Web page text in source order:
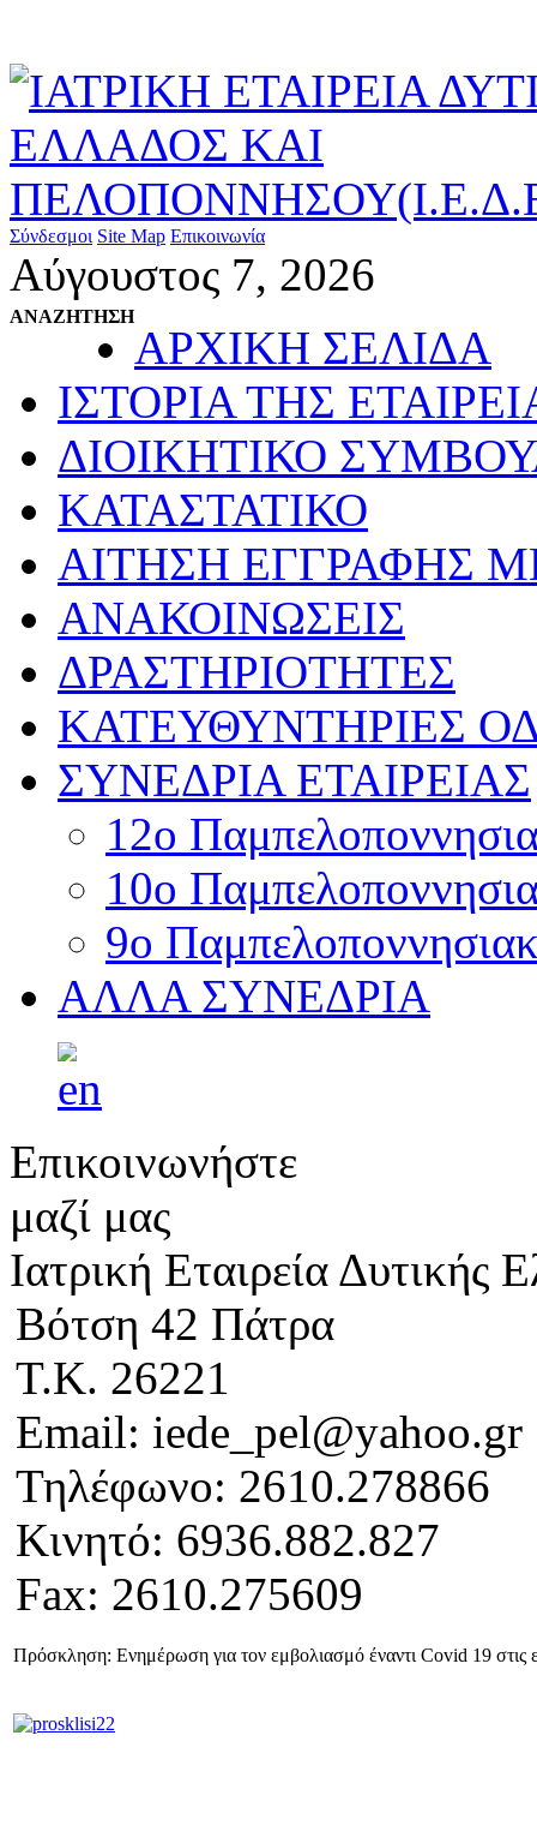
Σύνδεσμοι Site Map Επικοινωνία
Αύγουστος 7, 2026
ΑΝΑΖΗΤΗΣΗ
ΑΡΧΙΚΗ ΣΕΛΙΔΑ
ΙΣΤΟΡΙΑ ΤΗΣ
ΔΙΟΙΚΗΤΙΚΟ
ΚΑΤΑΣΤΑΤΙΚΟ
ΑΙΤΗΣΗ ΕΓΓΡΑΦΗΣ
ΑΝΑΚΟΙΝΩΣΕΙΣ
ΔΡΑΣΤΗΡΙΟΤΗΤΕΣ
ΚΑΤΕΥΘΥΝΤΗΡΙΕΣ
ΣΥΝΕΔΡΙΑ ΕΤΑΙΡΕΙΑΣ
12o
10o
9ο
ΑΛΛΑ ΣΥΝΕΔΡΙΑ
Επικοινωνήστε
μαζί μας
Ιατρική Εταιρεία
Βότση 42 Πάτρα
Τ.Κ. 26221
Email: iede_pel@yahoo.gr
Τηλέφωνο: 2610.278866
Κινητό: 6936.882.827
Fax: 2610.275609
Πρόσκληση: Ενημέρωση για τον εμβολιασμό έναντι Covid 19 στις